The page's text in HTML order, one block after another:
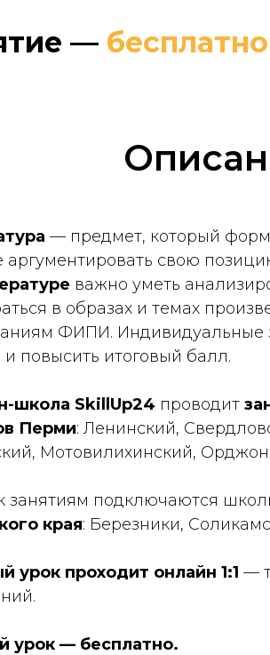
— бесплатно
— предмет, который
аргументировать свою
важно уметь
в образах и темах
ФИПИ. Индивидуальные
и повысить итоговый балл.
школа SkillUp24 проводит
Перми: Ленинский,
Мотовилихинский,
занятиям подключаются
края: Березники,
урок проходит онлайн 1:1 —
урок — бесплатно.